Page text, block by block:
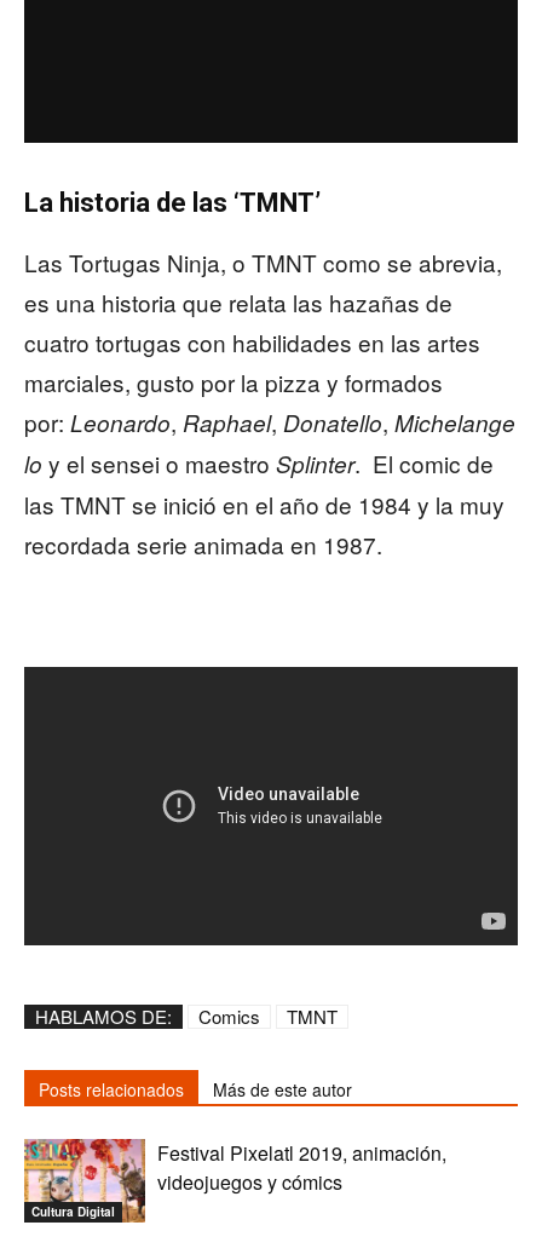
La historia de las ‘TMNT’
Las Tortugas Ninja, o TMNT como se abrevia,
es una historia que relata las hazañas de
cuatro tortugas con habilidades en las artes
marciales, gusto por la pizza y formados
por: Leonardo, Raphael, Donatello, Michelange
lo y el sensei o maestro Splinter. El comic de
las TMNT se inició en el año de 1984 y la muy
recordada serie animada en 1987.
HABLAMOS DE: Comics TMNT
Posts relacionados Más de este autor
Cultura Digital
Festival Pixelatl 2019, animación,
videojuegos y cómics